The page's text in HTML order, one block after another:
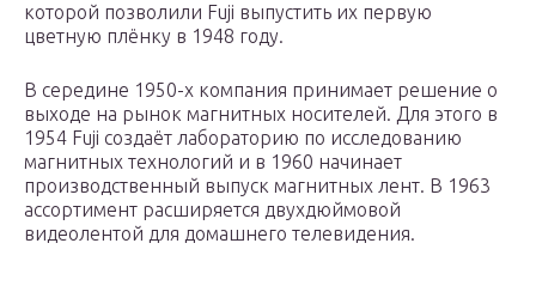
которой позволили Fuji выпустить их первую
цветную плёнку в 1948 году.
В середине 1950-х компания принимает решение о
выходе на рынок магнитных носителей. Для этого в
1954 Fuji создаёт лабораторию по исследованию
магнитных технологий и в 1960 начинает
производственный выпуск магнитных лент. В 1963
ассортимент расширяется двухдюймовой
видеолентой для домашнего телевидения.